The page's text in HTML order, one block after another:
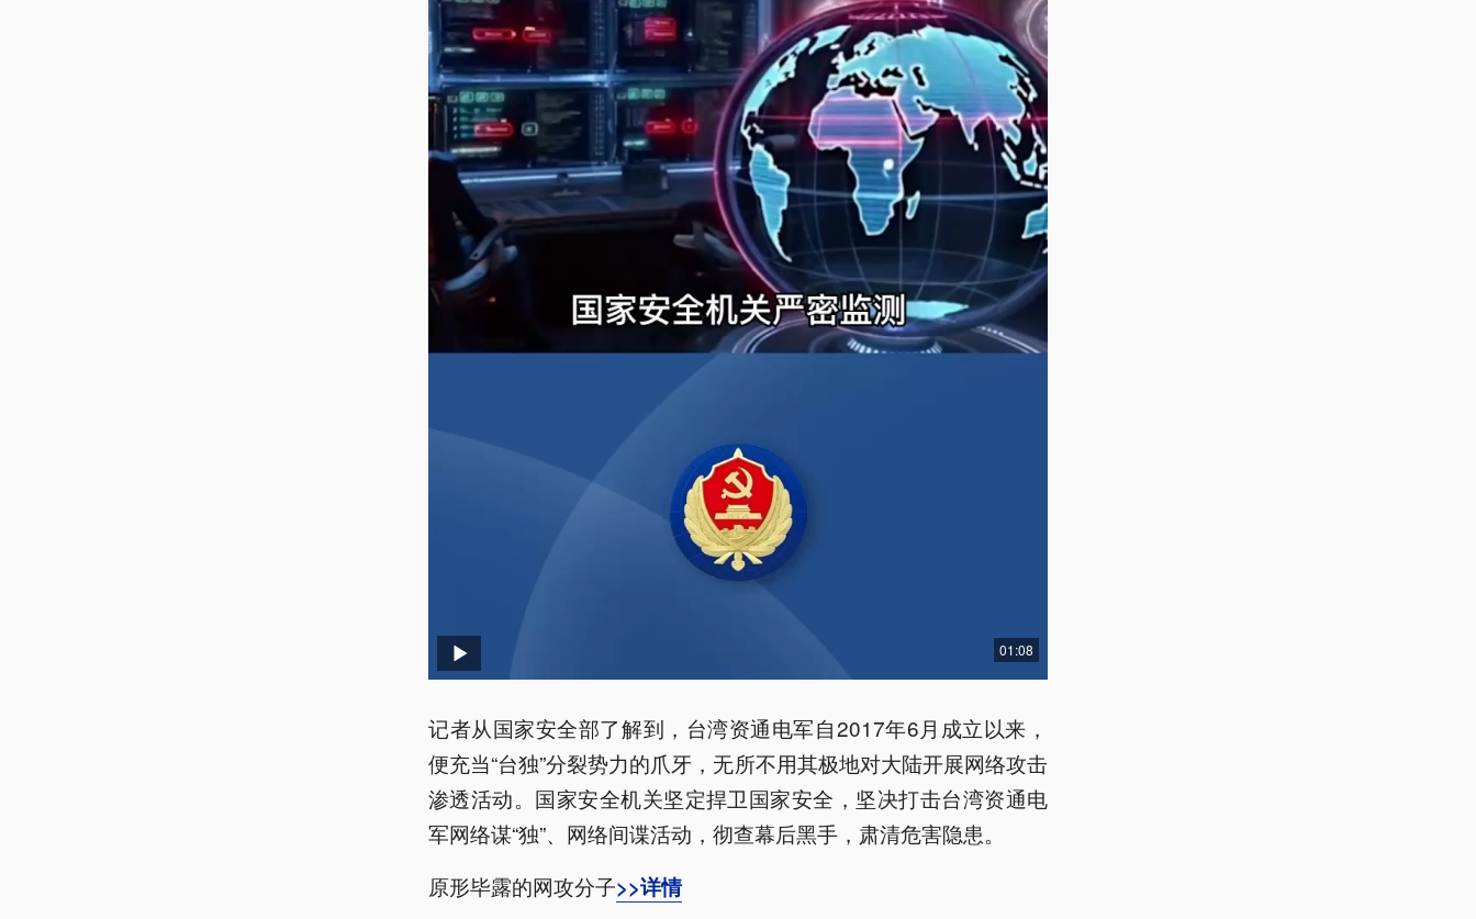
01:08
记者从国家安全部了解到，台湾资通电军自2017年6月成立以来，
便充当“台独”分裂势力的爪牙，无所不用其极地对大陆开展网络攻击
渗透活动。国家安全机关坚定捍卫国家安全，坚决打击台湾资通电
军网络谋“独”、网络间谍活动，彻查幕后黑手，肃清危害隐患。
原形毕露的网攻分子>>详情